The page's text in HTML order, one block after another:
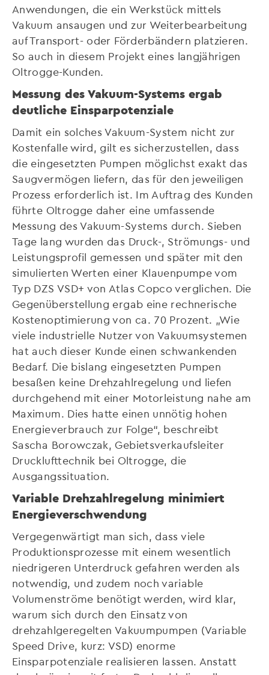
Anwendungen, die ein Werkstück mittels
Vakuum ansaugen und zur Weiterbearbeitung
auf Transport- oder Förderbändern platzieren.
So auch in diesem Projekt eines langjährigen
Oltrogge-Kunden
Messung des Vakuum-Systems ergab
deutliche Einsparpotenziale
Damit ein solches Vakuum-System nicht zur
Kostenfalle wird, gilt es sicherzustellen, dass
die eingesetzten Pumpen möglichst exakt das
Saugvermögen liefern, das für den jeweiligen
Prozess erforderlich ist. Im Auftrag des Kunden
führte Oltrogge daher eine umfassende
Messung des Vakuum-Systems durch. Sieben
Tage lang wurden das Druck-, Strömungs- und
Leistungsprofil gemessen und später mit den
simulierten Werten einer Klauenpumpe vom
Typ DZS VSD+ von Atlas Copco verglichen. Die
Gegenüberstellung ergab eine rechnerische
Kostenoptimierung von ca. 70 Prozent. „Wie
viele industrielle Nutzer von Vakuumsystemen
hat auch dieser Kunde einen schwankenden
Bedarf. Die bislang eingesetzten Pumpen
besaßen keine Drehzahlregelung und liefen
durchgehend mit einer Motorleistung nahe am
Maximum. Dies hatte einen unnötig hohen
Energieverbrauch zur Folge“, beschreibt
Sascha Borowczak, Gebietsverkaufsleiter
Drucklufttechnik bei Oltrogge, die
Ausgangssituation.
Variable Drehzahlregelung minimiert
Energieverschwendung
Vergegenwärtigt man sich, dass viele
Produktionsprozesse mit einem wesentlich
niedrigeren Unterdruck gefahren werden als
notwendig, und zudem noch variable
Volumenströme benötigt werden, wird klar,
warum sich durch den Einsatz von
drehzahlgeregelten Vakuumpumpen (Variable
Speed Drive, kurz: VSD) enorme
Einsparpotenziale realisieren lassen. Anstatt